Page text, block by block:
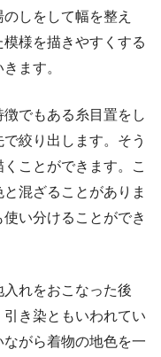
しをして幅を整え
様を描きやすくする
ます。
でもある糸目置をし
絞り出します。そう
ことができます。こ
混ざることがありま
い分けることができ
れをおこなった後
き染ともいわれてい
がら着物の地色を一